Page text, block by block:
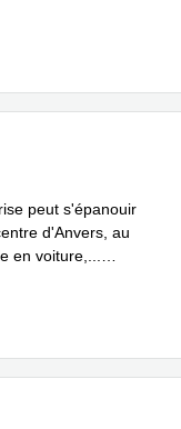
peut s'épanouir
d'Anvers, au
en voiture,